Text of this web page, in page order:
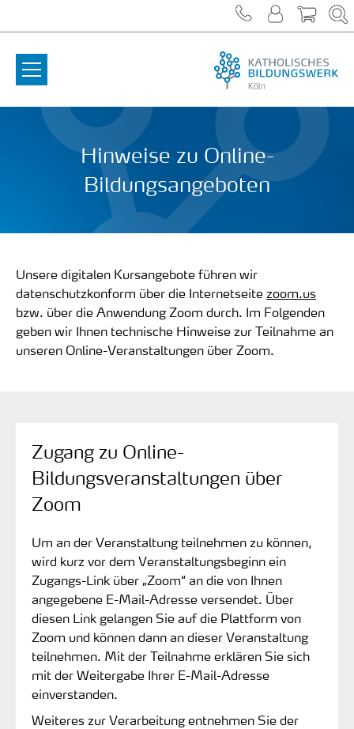
Hinweise zu Online-
Bildungsangeboten
Unsere digitalen Kursangebote führen wir
datenschutzkonform über die Internetseitezoom.us
bzw. über die Anwendung Zoom durch. Im Folgenden
geben wir Ihnen technische Hinweise zur Teilnahme an
unseren Online-Veranstaltungen über Zoom.
Zugang zu Online-
Bildungsveranstaltungen über
Zoom
Um an der Veranstaltung teilnehmen zu können,
wird kurz vor dem Veranstaltungsbeginn ein
Zugangs-Link über „Zoom“ an die von Ihnen
angegebene E-Mail-Adresse versendet. Über
diesen Link gelangen Sie auf die Plattform von
Zoom und können dann an dieser Veranstaltung
teilnehmen. Mit der Teilnahme erklären Sie sich
mit der Weitergabe Ihrer E-Mail-Adresse
einverstanden.
Weiteres zur Verarbeitung entnehmen Sie der